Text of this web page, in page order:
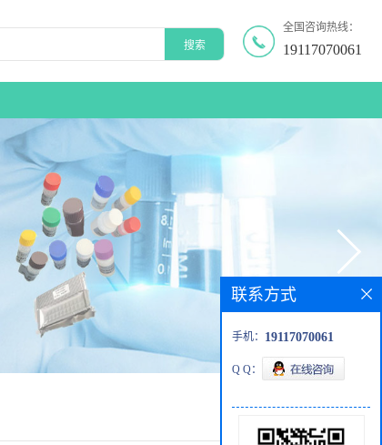
全国咨询热线：
19117070061
联系方式
手机： 19117070061
Q Q：